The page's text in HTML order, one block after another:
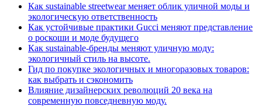
Как sustainable streetwear меняет облик уличной моды и
экологическую ответственность
Как устойчивые практики Gucci меняют представление
о роскоши и моде будущего
Как sustainable-бренды меняют уличную моду:
экологичный стиль на высоте.
Гид по покупке экологичных и многоразовых товаров:
как выбрать и сэкономить
Влияние дизайнерских революций 20 века на
современную повседневную моду.